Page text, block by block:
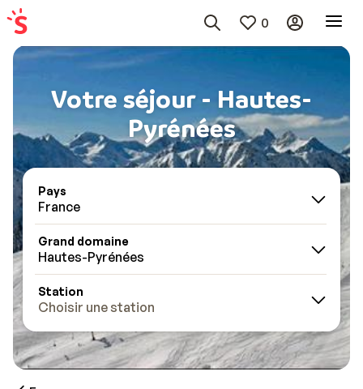
0
Votre séjour - Hautes-
Pyrénées
Pays
France
Grand domaine
Hautes-Pyrénées
Station
Choisir une station